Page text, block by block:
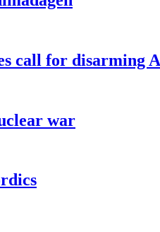
call for disarming
war